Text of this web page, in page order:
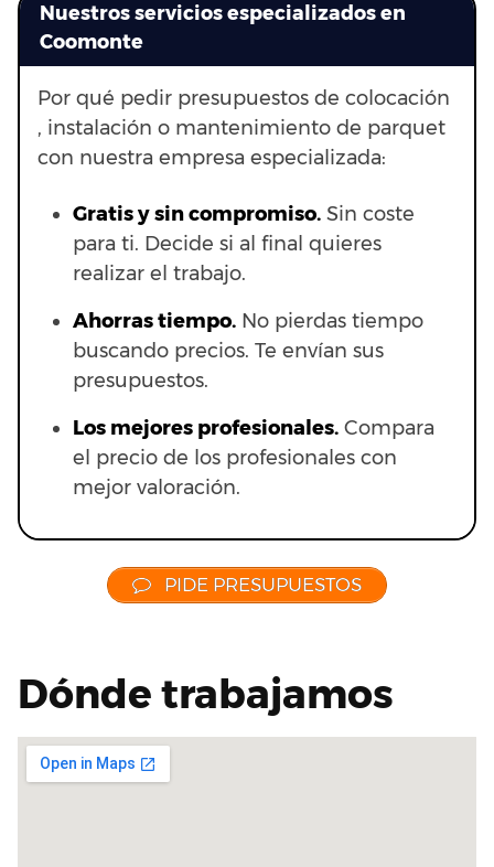
Nuestros servicios especializados en
Coomonte
Por qué pedir presupuestos de colocación
, instalación o mantenimiento de parquet
con nuestra empresa especializada:
Gratis y sin compromiso. Sin coste
para ti. Decide si al final quieres
realizar el trabajo.
Ahorras tiempo. No pierdas tiempo
buscando precios. Te envían sus
presupuestos.
Los mejores profesionales. Compara
el precio de los profesionales con
mejor valoración.
PIDE PRESUPUESTOS
Dónde trabajamos